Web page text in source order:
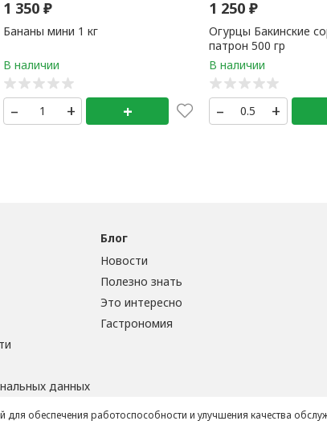
1 350₽
Бананы мини 1 кг
– + +
1 250 ₽
Огурцы Бакинские
патрон 500 гр
– +
данных
Блог
Новости
Полезно знать
Это интересно
Гастрономия
обеспечения работоспособности и улучшения качества